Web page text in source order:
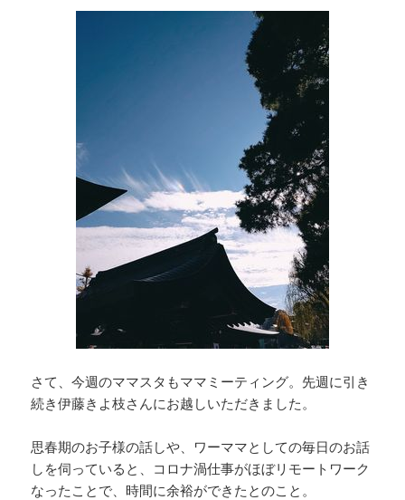
さて、今週のママスタもママミーティング。先週に引き
続き伊藤きよ枝さんにお越しいただきました。
思春期のお子様の話しや、ワーママとしての毎日のお話
しを伺っていると、コロナ渦仕事がほぼリモートワーク
なったことで、時間に余裕ができたとのこと。